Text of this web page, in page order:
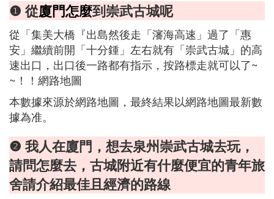
❶ 從廈門怎麼到崇武古城呢
從「集美大橋『出島然後走「瀋海高速」過了「惠
安」繼續前開「十分鍾」左右就有「崇武古城」的高
速出口，出口後一路都有指示，按路標走就可以了~
~！！網路地圖
本數據來源於網路地圖，最終結果以網路地圖最新數
據為准。
❷ 我人在廈門，想去泉州崇武古城去玩，
請問怎麼去，古城附近有什麼便宜的青年旅
舍請介紹最佳且經濟的路線